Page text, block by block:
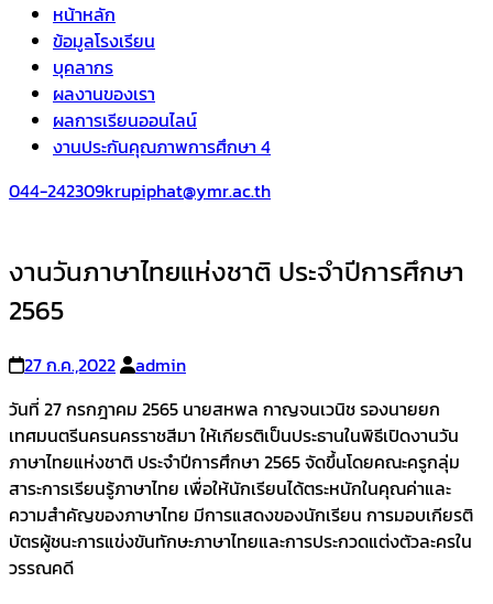
หน้าหลัก
ข้อมูลโรงเรียน
บุคลากร
ผลงานของเรา
ผลการเรียนออนไลน์
งานประกันคุณภาพการศึกษา 4
044-242309krupiphat@ymr.ac.th
งานวันภาษาไทยแห่งชาติ ประจำปีการศึกษา
2565
27 ก.ค.,2022
admin
วันที่ 27 กรกฎาคม 2565 นายสหพล กาญจนเวนิช รองนายยก
เทศมนตรีนครนครราชสีมา ให้เกียรติเป็นประธานในพิธีเปิดงานวัน
ภาษาไทยแห่งชาติ ประจำปีการศึกษา 2565 จัดขึ้นโดยคณะครูกลุ่ม
สาระการเรียนรู้ภาษาไทย เพื่อให้นักเรียนได้ตระหนักในคุณค่าและ
ความสำคัญของภาษาไทย มีการแสดงของนักเรียน การมอบเกียรติ
บัตรผู้ชนะการแข่งขันทักษะภาษาไทยและการประกวดแต่งตัวละครใน
วรรณคดี